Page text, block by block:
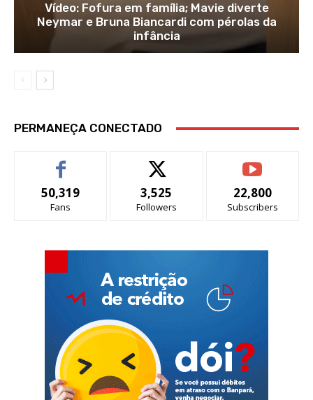
Vídeo: Fofura em família; Mavie diverte
Neymar e Bruna Biancardi com pérolas da
infância
PERMANEÇA CONECTADO
50,319
Fans
3,525
Followers
22,800
Subscribers